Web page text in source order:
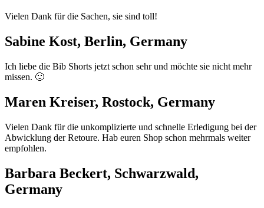
Vielen Dank für die Sachen, sie sind toll!
Sabine Kost, Berlin, Germany
Ich liebe die Bib Shorts jetzt schon sehr und möchte sie nicht mehr
missen. 🙂
Maren Kreiser, Rostock, Germany
Vielen Dank für die unkomplizierte und schnelle Erledigung bei der
Abwicklung der Retoure. Hab euren Shop schon mehrmals weiter
empfohlen.
Barbara Beckert, Schwarzwald,
Germany